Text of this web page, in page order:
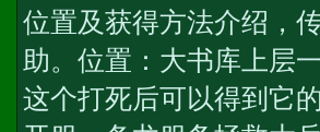
位置及获得方法介绍，
助。位置：大书库上层
这个打死后可以得到它